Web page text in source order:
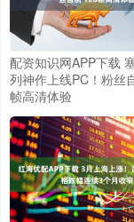
配资知识网APP下载
列神作上线PC！粉丝
帧高清体验